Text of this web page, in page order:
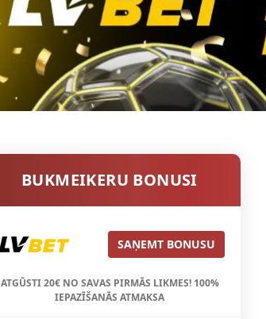
BUKMEIKERU BONUSI
SAŅEMT BONUSU
ATGŪSTI 20€ NO SAVAS PIRMĀS LIKMES! 100%
IEPAZĪŠANĀS ATMAKSA